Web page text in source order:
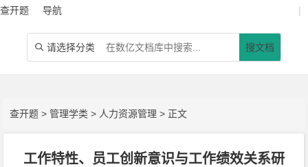
查开题 导航 |
 请选择分类 搜文档
查开题 >管理学类 > 人力资源管理 > 正文
工作特性、员工创新意识与工作绩效关系研